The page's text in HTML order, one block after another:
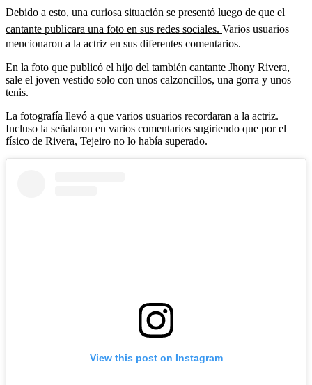
Debido a esto, una curiosa situación se presentó luego de que el
cantante publicara una foto en sus redes sociales. Varios usuarios
mencionaron a la actriz en sus diferentes comentarios.
En la foto que publicó el hijo del también cantante Jhony Rivera,
sale el joven vestido solo con unos calzoncillos, una gorra y unos
tenis.
La fotografía llevó a que varios usuarios recordaran a la actriz.
Incluso la señalaron en varios comentarios sugiriendo que por el
físico de Rivera, Tejeiro no lo había superado.
View this post on Instagram